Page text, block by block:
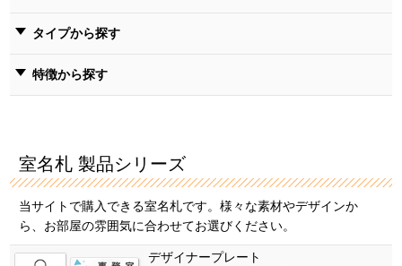
タイプから探す
特徴から探す
室名札 製品シリーズ
当サイトで購入できる室名札です。様々な素材やデザインか
ら、お部屋の雰囲気に合わせてお選びください。
デザイナープレート